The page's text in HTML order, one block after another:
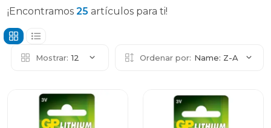
¡Encontramos 25 artículos para ti!
Mostrar: 12 Ordenar por: Name: Z-A